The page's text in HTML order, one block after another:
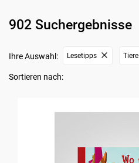
902 Suchergebnisse
Ihre Auswahl: Lesetipps Tiere
Sortieren nach: